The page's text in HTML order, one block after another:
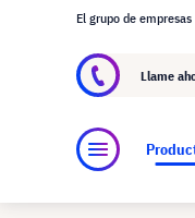
Acerca de
El grupo de empresas
Llame